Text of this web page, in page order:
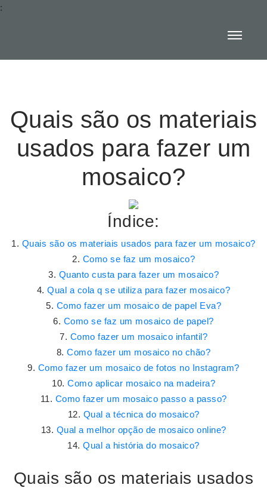
:
Quais são os materiais
usados para fazer um
mosaico?
Índice:
Quais são os materiais usados para fazer um mosaico?
Como se faz um mosaico?
Quanto custa para fazer um mosaico?
Qual a cola q se utiliza para fazer mosaico?
Como fazer um mosaico de papel Eva?
Como se faz um mosaico de papel?
Como fazer um mosaico infantil?
Como fazer um mosaico no chão?
Como fazer um mosaico de fotos no Instagram?
Como aplicar mosaico na madeira?
Como fazer um mosaico passo a passo?
Qual a técnica do mosaico?
Qual a melhor opção de mosaico online?
Qual a história do mosaico?
Quais são os materiais usados